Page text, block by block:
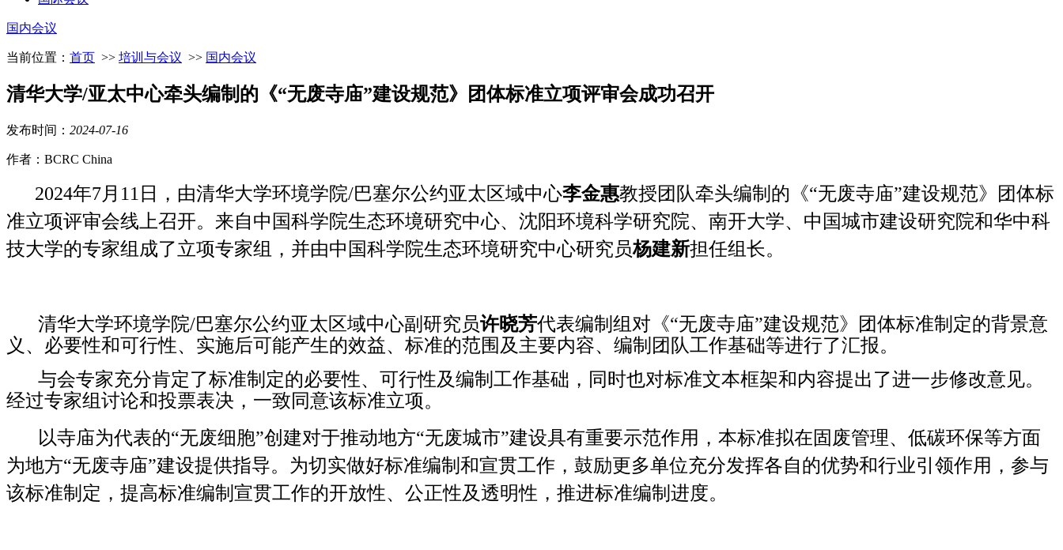
国内会议
当前位置： 首页 >> 培训与会议 >> 国内会议
清华大学/亚太中心牵头编制的《“无废寺庙”建设规范》团体标准立项评审会成功召开
发布时间： 2024-07-16
作者：BCRC China
2024年7月 11 日，由清华大学环境学院/巴塞尔公约亚太区域中心李金惠教授团队牵头编制的《“无废寺庙”建设规范》团体标
准立项评审会线上召开。来自中国科学院生态环境研究中心、 沈阳环境科学研究院、 南开大学、 中国城市建设研究院和华中科
技大学的专家组成了立项专家组，并由中国科学院生态环境研究中心研究员杨建新担任组长。
清华大学环境学院/巴塞尔公约亚太区域中心副研究员许晓芳代表编制组对《“无废寺庙”建设规范》团体标准制定的背景意
义、必要性和可行性、实施后可能产生的效益、标准的范围及主要内容、编制团队工作基础等进行了汇报。
与会专家充分肯定了标准制定的必要性、可行性及编制工作基础，同时也对标准文本框架和内容提出了进一步修改意见。
经过专家组讨论和投票表决，一致同意该标准立项。
以寺庙为代表的“无废细胞”创建对于推动地方“无废城市”建设具有重要示范作用，本标准拟在固废管理、低碳环保等方面
为地方“无废寺庙”建设提供指导。为切实做好标准编制和宣贯工作，鼓励更多单位充分发挥各自的优势和行业引领作用，参与
该标准制定，提高标准编制宣贯工作的开放性、公正性及透明性，推进标准编制进度。